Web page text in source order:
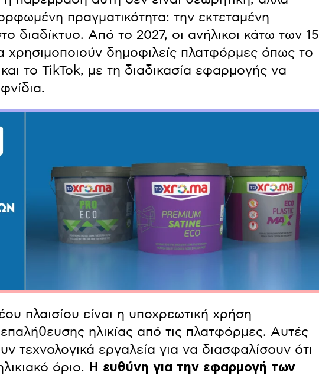
πραγματικότητα: την εκτεταμένη
διαδίκτυο. Από το 2027, οι ανήλικοι κάτω των 15
δημοφιλείς πλατφόρμες όπως το
το TikTok, με τη διαδικασία εφαρμογής να
πλαισίου είναι η υποχρεωτική χρήση
ηλικίας από τις πλατφόρμες. Αυτές
τεχνολογικά εργαλεία για να διασφαλίσουν ότι
όριο.
Η ευθύνη για την εφαρμογή των